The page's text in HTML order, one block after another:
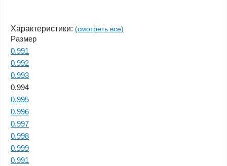
Характеристики: (смотреть все)
Размер
0.991
0.992
0.993
0.994
0.995
0.996
0.997
0.998
0.999
0.991